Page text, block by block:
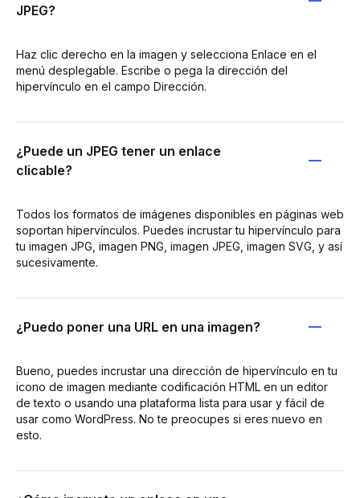
JPEG?
Haz clic derecho en la imagen y selecciona Enlace en el
menú desplegable. Escribe o pega la dirección del
hipervínculo en el campo Dirección.
¿Puede un JPEG tener un enlace
clicable?
Todos los formatos de imágenes disponibles en páginas web
soportan hipervínculos. Puedes incrustar tu hipervínculo para
tu imagen JPG, imagen PNG, imagen JPEG, imagen SVG, y así
sucesivamente.
¿Puedo poner una URL en una imagen?
Bueno, puedes incrustar una dirección de hipervínculo en tu
icono de imagen mediante codificación HTML en un editor
de texto o usando una plataforma lista para usar y fácil de
usar como WordPress. No te preocupes si eres nuevo en
esto.